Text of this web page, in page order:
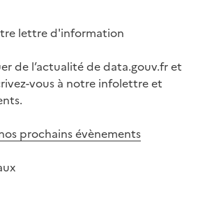
lettre d'information
de l’actualité de data.gouv.fr et
vous à notre infolettre et
prochains évènements